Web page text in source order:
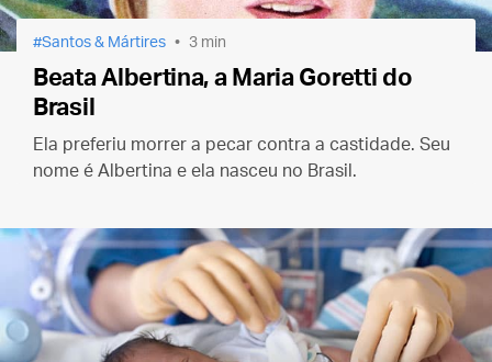
Santos & Mártires 3 min
Beata Albertina, a Maria Goretti do
Brasil
Ela preferiu morrer a pecar contra a castidade. Seu
nome é Albertina e ela nasceu no Brasil.